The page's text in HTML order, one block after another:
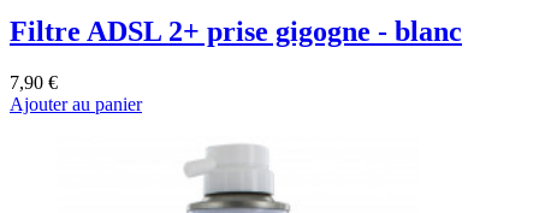
Filtre ADSL 2+ prise gigogne - blanc
7,90 €
Ajouter au panier